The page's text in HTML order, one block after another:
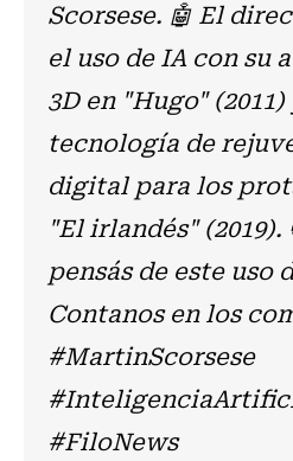
Scorsese. 🤖 El
el uso de IA con su
3D en "Hugo"
tecnología de
digital para los
"El irlandés" (2019).
pensás de este uso
Contanos en los
#MartinScorsese
#FiloNews